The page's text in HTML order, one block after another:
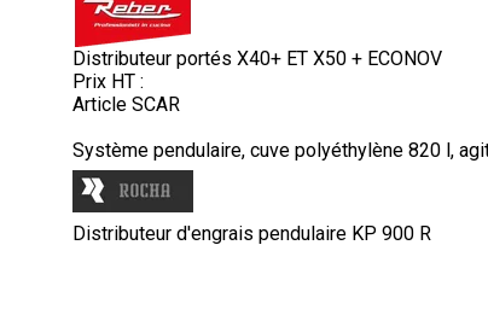
Distributeur portés X40+ ET X50 + ECONOV
Prix HT :
Article SCAR
Système pendulaire, cuve polyéthylène 820 l,
Distributeur d'engrais pendulaire KP 900 R